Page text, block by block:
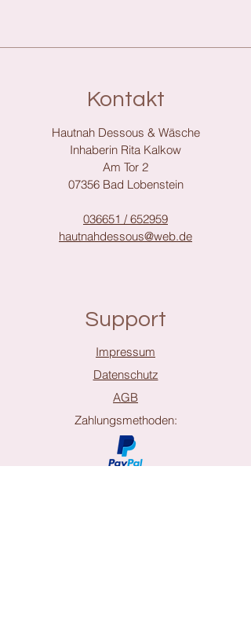
Kontakt
Hautnah Dessous & Wäsche
Inhaberin Rita Kalkow
Am Tor 2
07356 Bad Lobenstein
036651 / 652959
hautnahdessous@web.de
Support
Impressum
Datenschutz
AGB
Zahlungsmethoden: